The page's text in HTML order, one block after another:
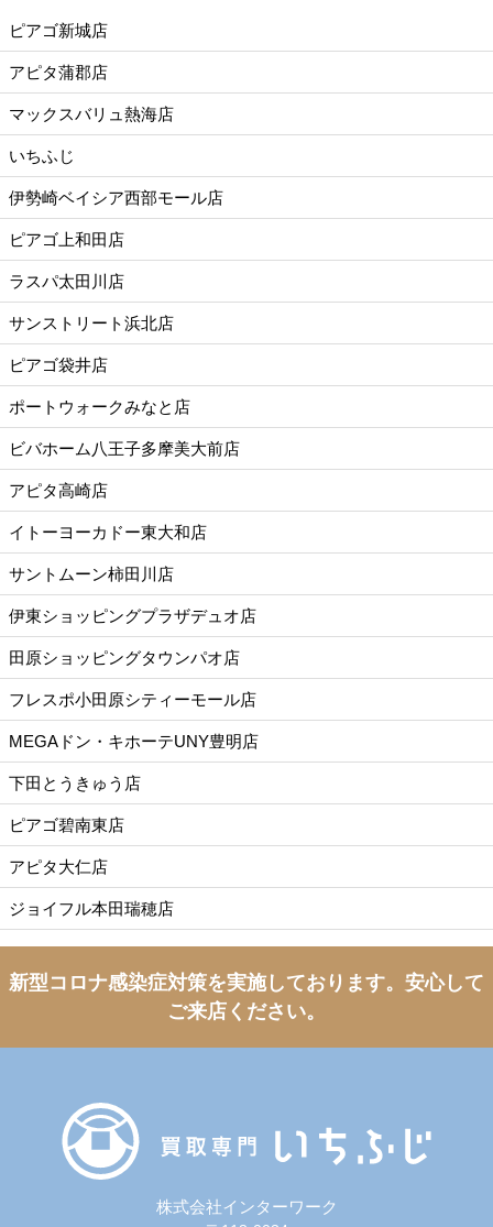
ピアゴ新城店
アピタ蒲郡店
マックスバリュ熱海店
いちふじ
伊勢崎ベイシア西部モール店
ピアゴ上和田店
ラスパ太田川店
サンストリート浜北店
ピアゴ袋井店
ポートウォークみなと店
ビバホーム八王子多摩美大前店
アピタ高崎店
イトーヨーカドー東大和店
サントムーン柿田川店
伊東ショッピングプラザデュオ店
田原ショッピングタウンパオ店
フレスポ小田原シティーモール店
MEGAドン・キホーテUNY豊明店
下田とうきゅう店
ピアゴ碧南東店
アピタ大仁店
ジョイフル本田瑞穂店
新型コロナ感染症対策を実施しております。 安心して
ご来店ください。
株式会社インターワーク